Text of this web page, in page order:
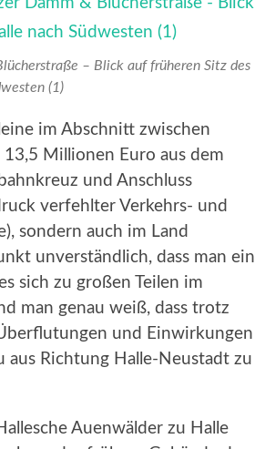
– Blick auf früheren Sitz des
(1)
im Abschnitt zwischen
Millionen Euro aus dem
und Anschluss
verfehlter Verkehrs- und
sondern auch im Land
unverständlich, dass man ein
sich zu großen Teilen im
man genau weiß, dass trotz
und Einwirkungen
aus Richtung Halle-Neustadt zu
Auenwälder zu Halle